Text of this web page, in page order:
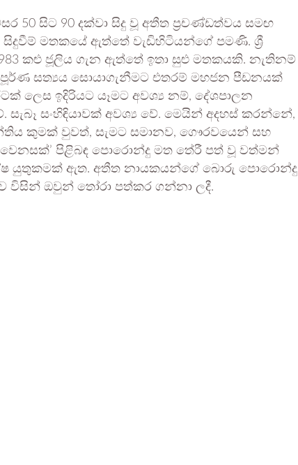
50 සිට 90 දක්වා සිදු වූ අතීත ප්‍රචණ්ඩත්වය සමඟ
මතකයේ ඇත්තේ වැඩිහිටියන්ගේ පමණි. ශ්‍රී
කළු ජූලිය ගැන ඇත්තේ ඉතා සුළු මතකයකි. නැතිනම්
සත්‍යය සොයාගැනීමට එතරම් මහජන පීඩනයක්
ලෙස ඉදිරියට යෑමට අවශ්‍ය නම්, දේශපාලන
සංහිඳියාවක් අවශ්‍ය වේ. මෙයින් අදහස් කරන්නේ,
කුමක් වුවත්, සැමට සමානව, ගෞරවයෙන් සහ
පිළිබඳ පොරොන්දු මත තේරී පත් වූ වත්මන්
යුතුකමක් ඇත. අතීත නායකයන්ගේ බොරු පොරොන්දු
විසින් ඔවුන් තෝරා පත්කර ගන්නා ලදී.